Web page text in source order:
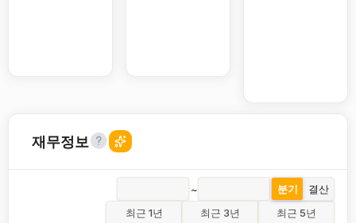
재무정보
~ 분기
결산
최근 1년
최근 3년 최근 5년